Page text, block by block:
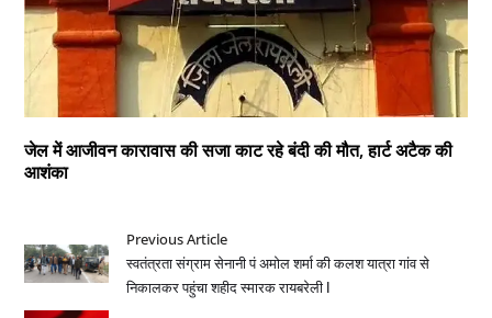
जेल में आजीवन कारावास की सजा काट रहे बंदी की मौत, हार्ट अटैक की
आशंका
Previous Article
स्वतंत्रता संग्राम सेनानी पं अमोल शर्मा की कलश यात्रा गांव से
निकालकर पहुंचा शहीद स्मारक रायबरेली l